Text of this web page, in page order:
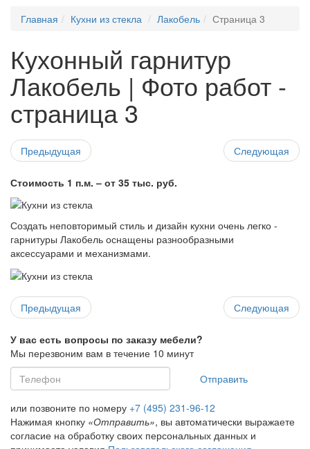
Главная
Кухни из стекла Лакобель Страница 3
Кухонный гарнитур
Лакобель | Фото работ -
страница 3
Предыдущая Следующая
Стоимость 1 п.м. – от 35 тыс. руб.
Создать неповторимый стиль и дизайн кухни очень легко -
гарнитуры Лакобель оснащены разнообразными
аксессуарами и механизмами.
Предыдущая Следующая
У вас есть вопросы по заказу мебели?
Мы перезвоним вам в течение 10 минут
Отправить
или позвоните по номеру +7 (495) 231-96-12
Нажимая кнопку «Отправить», вы автоматически выражаете
согласие на обработку своих персональных данных и